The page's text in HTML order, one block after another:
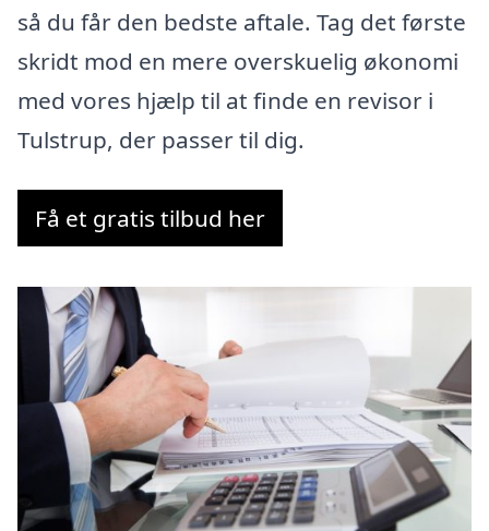
så du får den bedste aftale. Tag det første
skridt mod en mere overskuelig økonomi
med vores hjælp til at finde en revisor i
Tulstrup, der passer til dig.
Få et gratis tilbud her